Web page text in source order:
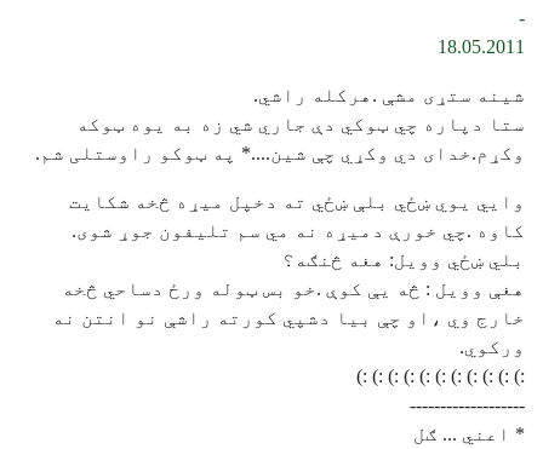
-
18.05.2011
شینه ستړی مشې .هرکله راشي.
ستا دپاره چي ټوکي دې جاري شي زه به یوه ټوکه
وکړم.خدای دي وکړي چې شین....* په ټوکو راوستلی شم.
وايي یوي ښځي بلې ښځي ته دخپل میړه څخه شکایت
کاوه .چي خورې دمیړه نه مي سم تلیفون جوړ شوی.
بلي ښځي وویل: هغه څنګه؟
هغې وویل : څه یې کوې .خو بس ټوله ورځ دساحي څخه
خارج وي ،او چې بیا دشپي کورته راشې نو انتن نه
ورکوي.
:) :) :) :) :) :) :) :) :) :) :)
-------------------
* اعني ... ګل